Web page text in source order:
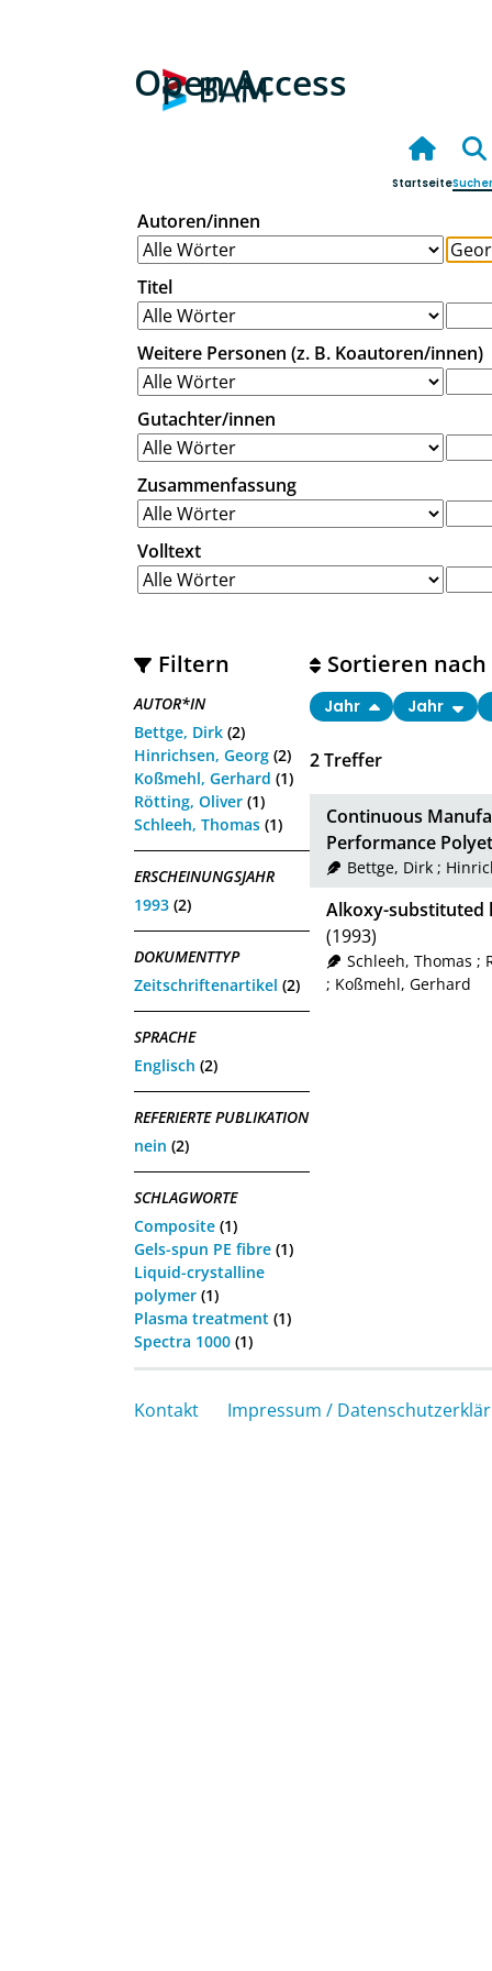
Open Access
Startseite
Autoren/innen
Titel
Weitere Personen (z. B. Koautoren/innen)
Gutachter/innen
Zusammenfassung
Volltext
Filtern
AUTOR*IN
Bettge, Dirk (2)
Hinrichsen, Georg (2)
Koßmehl, Gerhard (1)
Rötting, Oliver (1)
Schleeh, Thomas (1)
ERSCHEINUNGSJAHR
1993 (2)
DOKUMENTTYP
Zeitschriftenartikel (2)
SPRACHE
Englisch (2)
REFERIERTE PUBLIKATION
nein (2)
SCHLAGWORTE
Composite (1)
Gels-spun PE fibre (1)
Liquid-crystalline
polymer (1)
Plasma treatment (1)
Spectra 1000 (1)
2Treffer
Sortieren nach
Jahr Jahr
Continuous
Performance
Bettge, Dirk;
Alkoxy-substituted
(1993)
Schleeh, Thomas ;
; Koßmehl, Gerhard
Kontakt Impressum /